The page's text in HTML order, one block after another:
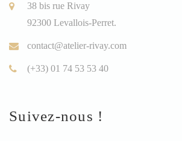
38 bis rue Rivay
92300 Levallois-Perret.
contact@atelier-rivay.com
(+33) 01 74 53 53 40
Suivez-nous !